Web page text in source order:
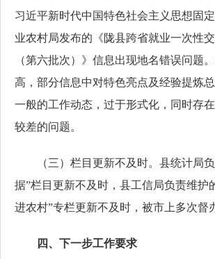
习近平新时代中国特色社会主义思想固
业农村局发布的《陇县跨省就业一次性
（第六批次）》信息出现地名错误问题
高，部分信息中对特色亮点及经验提炼
一般的工作动态，过于形式化，同时存
较差的问题。
（三）栏目更新不及时。县统计局
据”栏目更新不及时，县工信局负责维护
进农村”专栏更新不及时，被市上多次督
四、下一步工作要求